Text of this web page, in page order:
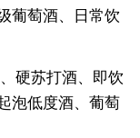
葡萄酒、日常饮
硬苏打酒、即饮
泡低度酒、葡萄